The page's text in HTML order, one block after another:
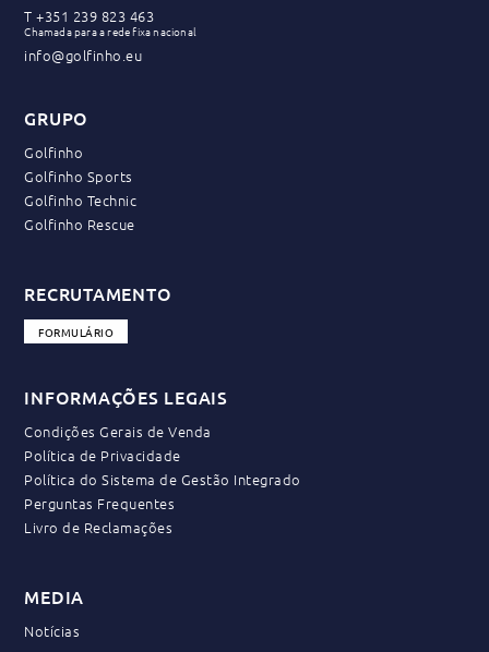
T+351 239 823 463
Chamada para a rede fixa nacional
info@golfinho.eu
GRUPO
Golfinho
Golfinho Sports
Golfinho Technic
Golfinho Rescue
RECRUTAMENTO
FORMULÁRIO
INFORMAÇÕES LEGAIS
Condições Gerais de Venda
Política de Privacidade
Política do Sistema de Gestão Integrado
Perguntas Frequentes
Livro de Reclamações
MEDIA
Notícias